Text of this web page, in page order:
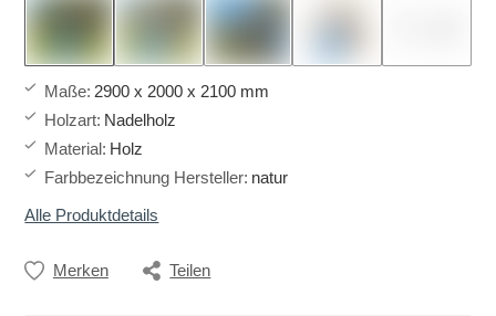
Maße: 2900 x 2000 x 2100 mm
Holzart: Nadelholz
Material: Holz
Farbbezeichnung Hersteller: natur
Alle Produktdetails
Merken Teilen